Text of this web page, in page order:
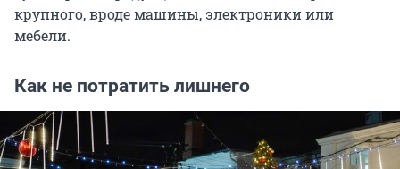
крупного, вроде машины, электроники или
мебели.
Как не потратить лишнего